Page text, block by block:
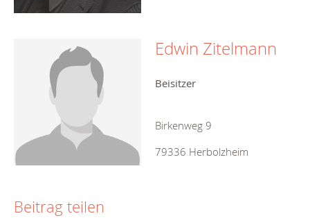
Edwin Zitelmann
Beisitzer
Birkenweg 9
79336 Herbolzheim
Beitrag teilen